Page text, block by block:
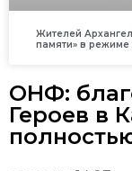
Жителей
памяти» в режиме
ОНФ:
Героев в